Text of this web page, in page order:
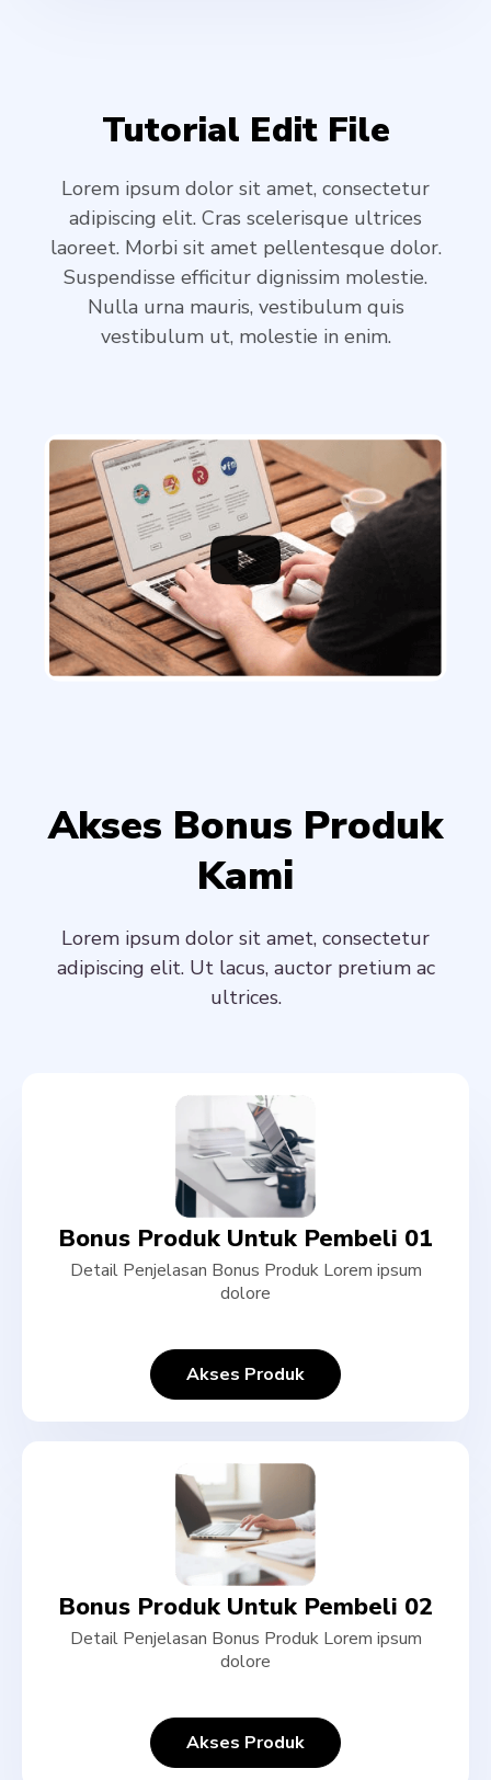
Tutorial Edit File
Lorem ipsum dolor sit amet, consectetur
adipiscing elit. Cras scelerisque ultrices
laoreet. Morbi sit amet pellentesque dolor.
Suspendisse efficitur dignissim molestie.
Nulla urna mauris, vestibulum quis
vestibulum ut, molestie in enim.
Akses Bonus Produk
Kami
Lorem ipsum dolor sit amet, consectetur
adipiscing elit. Ut lacus, auctor pretium ac
ultrices.
Bonus Produk Untuk Pembeli 01
Detail Penjelasan Bonus Produk Lorem ipsum
dolore
Akses Produk
Bonus Produk Untuk Pembeli 02
Detail Penjelasan Bonus Produk Lorem ipsum
dolore
Akses Produk